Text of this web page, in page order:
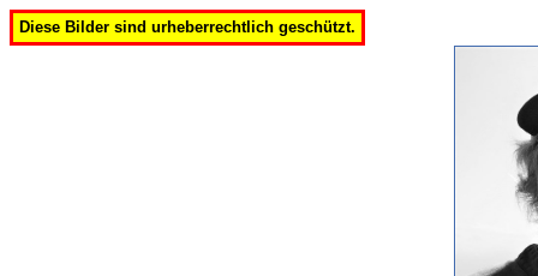
Diese Bilder sind urheberrechtlich geschützt.